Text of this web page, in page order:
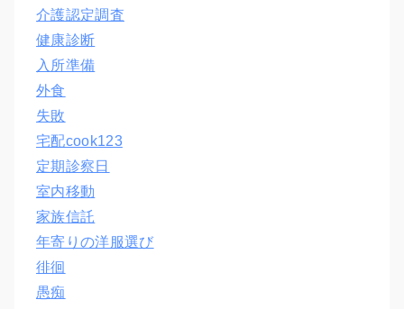
介護認定調査
健康診断
入所準備
外食
失敗
宅配cook123
定期診察日
室内移動
家族信託
年寄りの洋服選び
徘徊
愚痴